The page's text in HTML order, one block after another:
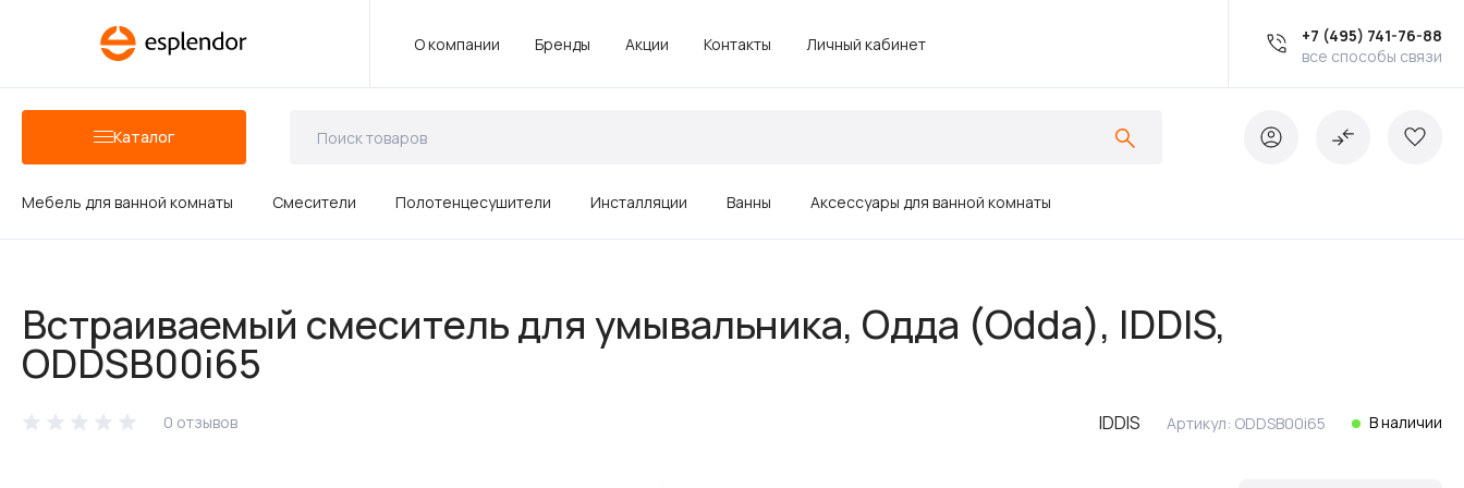
О компании Бренды Акции Контакты Личный кабинет
+7 (495) 741-76-88
все способы связи
Каталог
Аксессуары для ванных комнат Зеркала
Душевые аксессуары Душевые ограждения, поддоны Инсталляции
Мебель для ванной комнаты Смесители Полотенцесушители Инсталляции Ванны Аксессуары для ванной комнаты
Встраиваемый смеситель для умывальника, Одда (Odda), IDDIS,
ODDSB00i65
0 отзывов IDDIS Артикул: ODDSB00i65 В наличии